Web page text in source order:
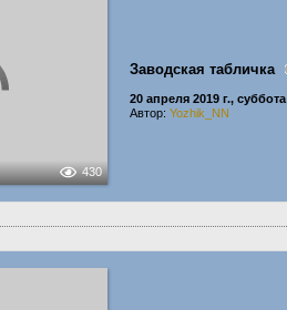
430
Заводская табличка
20 апреля 2019 г., суббота
Автор: Yozhik_NN